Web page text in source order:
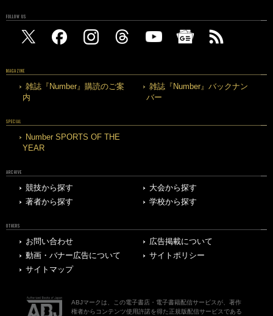
FOLLOW US
MAGAZINE
雑誌『Number』購読のご案
内
雑誌『Number』バックナン
バー
SPECIAL
Number SPORTS OF THE
YEAR
ARCHIVE
競技から探す
大会から探す
著者から探す
学校から探す
OTHERS
お問い合わせ
広告掲載について
動画・バナー広告について
サイトポリシー
サイトマップ
ABJマークは、この電子書店・電子書籍配信サービスが、著作
権者からコンテンツ使用許諾を得た正規版配信サービスである